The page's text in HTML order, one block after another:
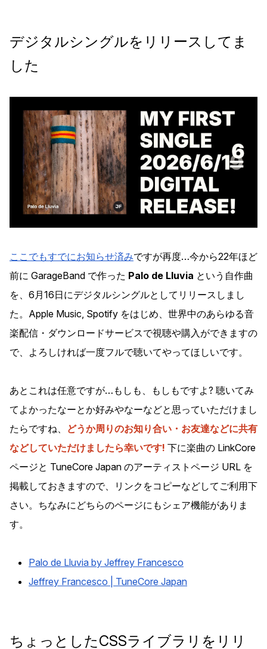
デジタルシングルをリリースしてま
した
ここでもすでにお知らせ済みですが再度…今から22年ほど
前に GarageBand で作った Palo de Lluvia という自作曲
を、6月16日にデジタルシングルとしてリリースしまし
た。Apple Music, Spotify をはじめ、世界中のあらゆる音
楽配信・ダウンロードサービスで視聴や購入ができますの
で、よろしければ一度フルで聴いてやってほしいです。
あとこれは任意ですが…もしも、もしもですよ? 聴いてみ
てよかったなーとか好みやなーなどと思っていただけまし
たらですね、 どうか周りのお知り合い・お友達などに共有
などしていただけましたら幸いです! 下に楽曲の LinkCore
ページと TuneCore Japan のアーティストページ URL を
掲載しておきますので、リンクをコピーなどしてご利用下
さい。ちなみにどちらのページにもシェア機能がありま
す。
Palo de Lluvia by Jeffrey Francesco
Jeffrey Francesco | TuneCore Japan
ちょっとしたCSSライブラリをリリ